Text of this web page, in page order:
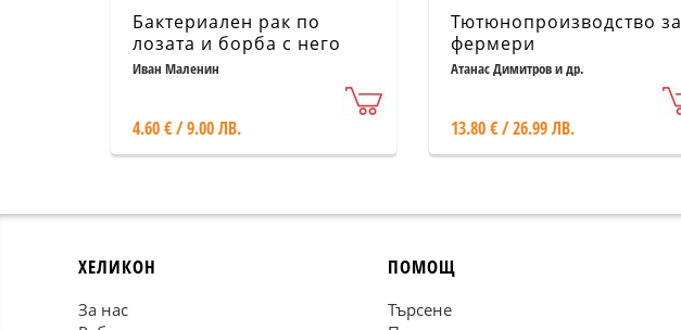
Бактериален рак по
лозата и борба с него
Иван Маленин
4.60 € / 9.00 ЛВ.
Тютюнопроизводство за
фермери
Атанас Димитров и др.
13.80 € / 26.99 ЛВ.
ХЕЛИКОН
За нас
ПОМОЩ
Търсене